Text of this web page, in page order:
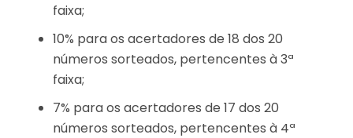
faixa;
10% para os acertadores de 18 dos 20
números sorteados, pertencentes à 3ª
faixa;
7% para os acertadores de 17 dos 20
números sorteados, pertencentes à 4ª